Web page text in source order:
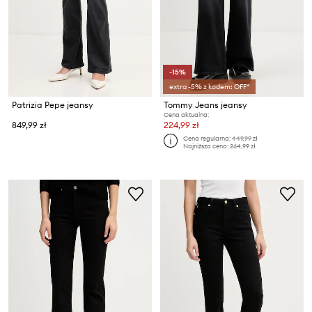
Patrizia Pepe jeansy
849,99 zł
-15%
extra -5% z kodem: OFF*
Tommy Jeans jeansy
Cena aktualna:
224,99 zł
Cena regularna:449,99 zł
Najniższa cena:264,99 zł